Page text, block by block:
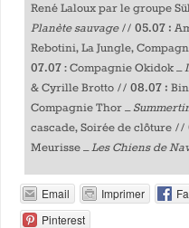
René Laloux par le groupe
Planète sauvage// 05.07 :
Rebotini, La Jungle,
07.07 : Compagnie Okidok –
& Cyrille Brotto // 08.07 :
Compagnie Thor –
cascade, Soirée de clôture //
Meurisse –Les Chiens de
Email Imprimer
Pinterest